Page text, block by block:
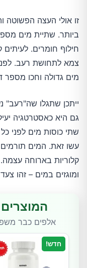
זו אולי העצה הפשוטה
ביותר. שתיית מים
חילוף חומרים.
צמא לתחושת רעב.
מים גדולה וחכו מספר
ייתכן שתגלו שה"רעב"
גם היא כאסטרטגיה
שתי כוסות מים לפני
עשו זאת. המים
קלוריות בארוחה
ומוגזים במים – זהו
אלפים כבר
חדש!